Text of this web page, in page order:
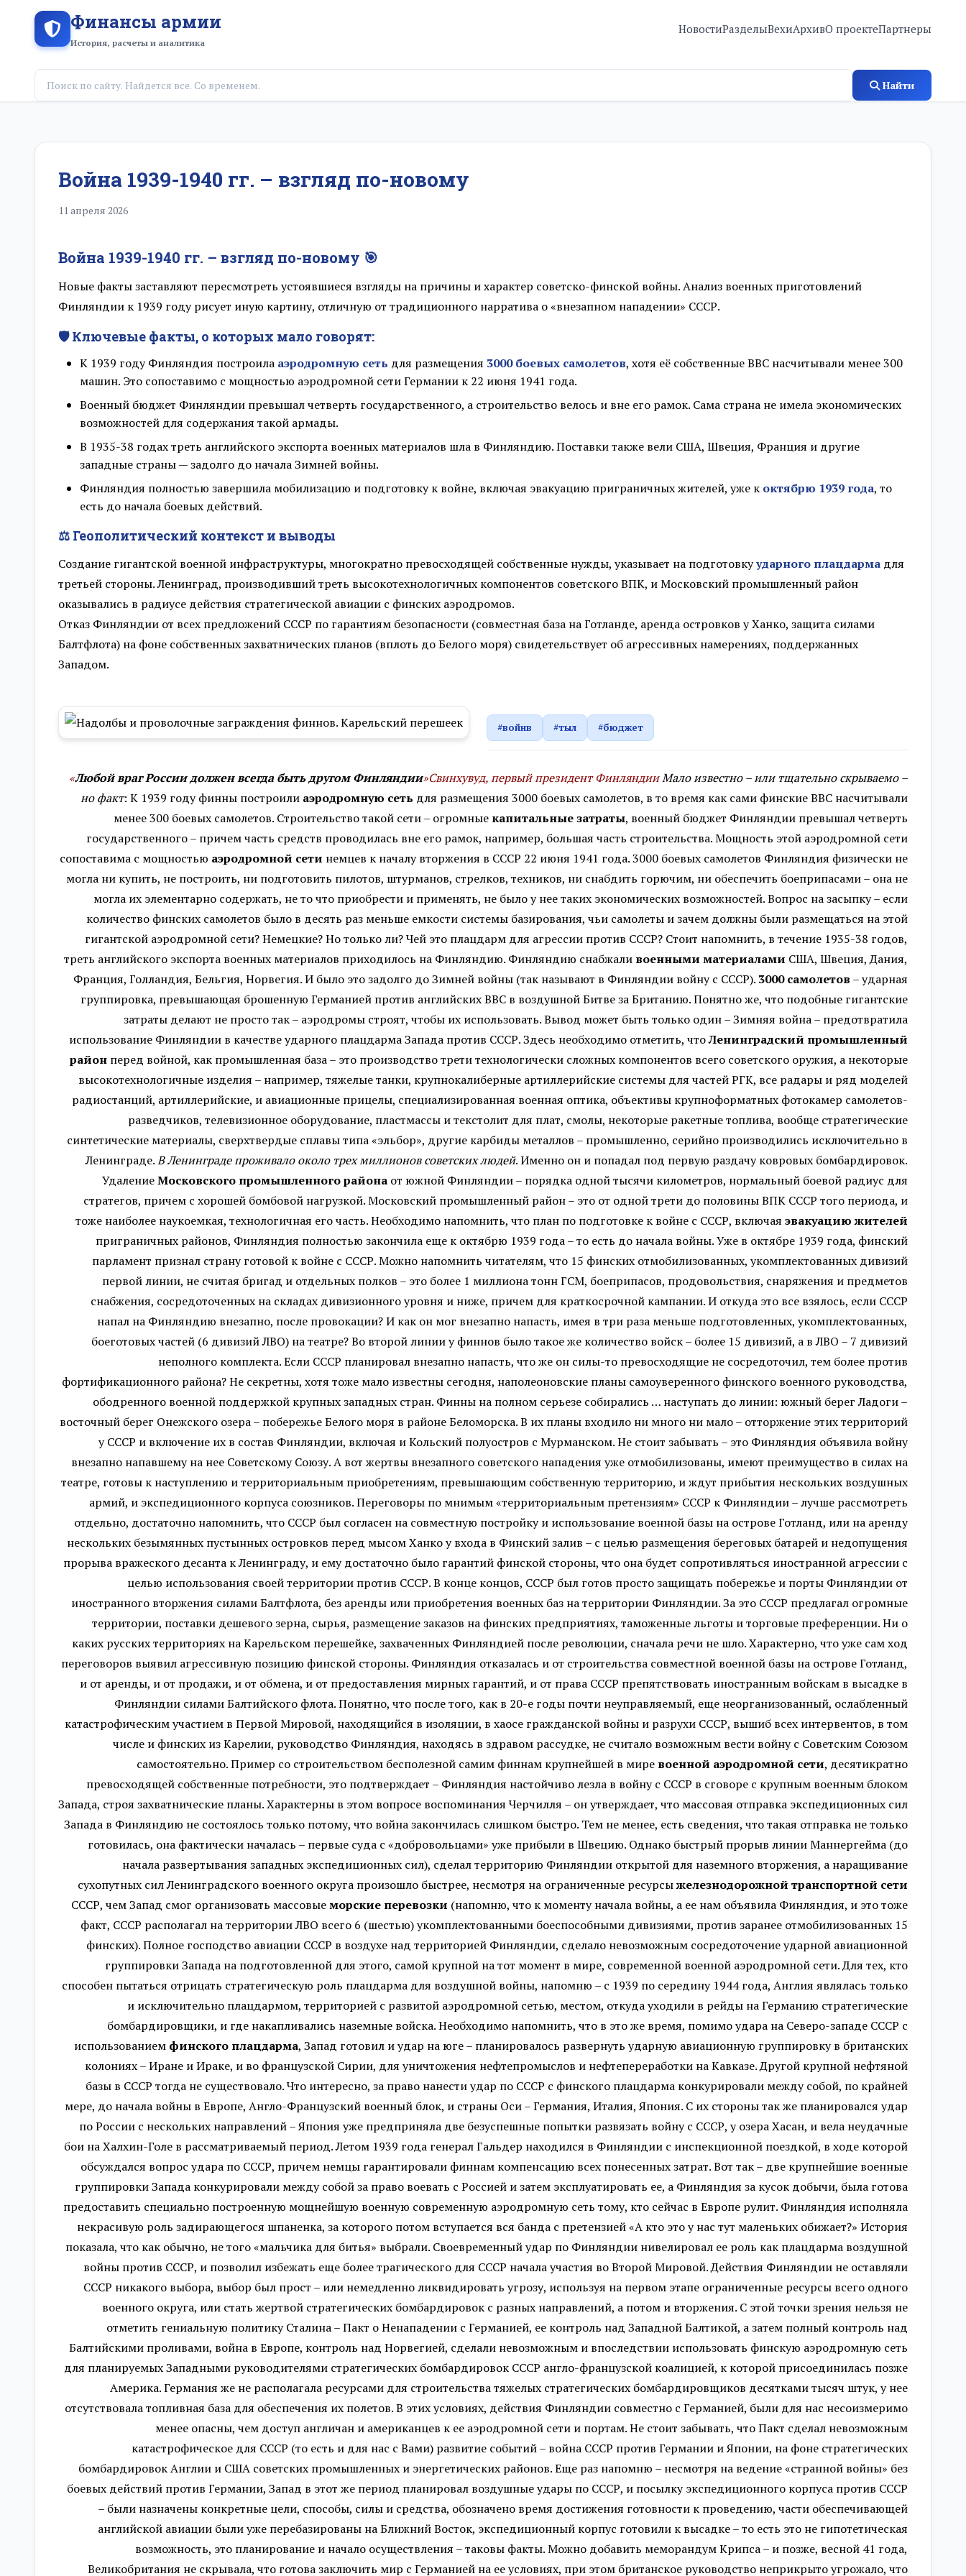
Финансы армии
История, расчеты и аналитика
НовостиРазделыВехиАрхивО проектеПартнеры
Найти
Война 1939-1940 гг. – взгляд по-новому
11 апреля 2026
Война 1939-1940 гг. – взгляд по-новому 🎯
Новые факты заставляют пересмотреть устоявшиеся взгляды на причины и характер советско-финской войны. Анализ военных приготовлений
Финляндии к 1939 году рисует иную картину, отличную от традиционного нарратива о «внезапном нападении» СССР.
🛡️ Ключевые факты, о которых мало говорят:
К 1939 году Финляндия построила аэродромную сеть для размещения 3000 боевых самолетов, хотя её собственные ВВС насчитывали менее 300
машин. Это сопоставимо с мощностью аэродромной сети Германии к 22 июня 1941 года.
Военный бюджет Финляндии превышал четверть государственного, а строительство велось и вне его рамок. Сама страна не имела экономических
возможностей для содержания такой армады.
В 1935-38 годах треть английского экспорта военных материалов шла в Финляндию. Поставки также вели США, Швеция, Франция и другие
западные страны — задолго до начала Зимней войны.
Финляндия полностью завершила мобилизацию и подготовку к войне, включая эвакуацию приграничных жителей, уже к октябрю 1939 года, то
есть до начала боевых действий.
⚖️ Геополитический контекст и выводы
Создание гигантской военной инфраструктуры, многократно превосходящей собственные нужды, указывает на подготовкуударного плацдарма для
третьей стороны. Ленинград, производивший треть высокотехнологичных компонентов советского ВПК, и Московский промышленный район
оказывались в радиусе действия стратегической авиации с финских аэродромов.
Отказ Финляндии от всех предложений СССР по гарантиям безопасности (совместная база на Готланде, аренда островков у Ханко, защита силами
Балтфлота) на фоне собственных захватнических планов (вплоть до Белого моря) свидетельствует об агрессивных намерениях, поддержанных
Западом.
#войнв #тыл #бюджет
«Любой враг России должен всегда быть другом Финляндии»Свинхувуд, первый президент ФинляндииМало известно – или тщательно скрываемо –
но факт: К 1939 году финны построили аэродромную сеть для размещения 3000 боевых самолетов, в то время как сами финские ВВС насчитывали
менее 300 боевых самолетов. Строительство такой сети – огромные капитальные затраты, военный бюджет Финляндии превышал четверть
государственного – причем часть средств проводилась вне его рамок, например, большая часть строительства. Мощность этой аэродромной сети
сопоставима с мощностью аэродромной сети немцев к началу вторжения в СССР 22 июня 1941 года. 3000 боевых самолетов Финляндия физически не
могла ни купить, не построить, ни подготовить пилотов, штурманов, стрелков, техников, ни снабдить горючим, ни обеспечить боеприпасами – она не
могла их элементарно содержать, не то что приобрести и применять, не было у нее таких экономических возможностей.Вопрос на засыпку – если
количество финских самолетов было в десять раз меньше емкости системы базирования, чьи самолеты и зачем должны были размещаться на этой
гигантской аэродромной сети? Немецкие? Но только ли? Чей это плацдарм для агрессии против СССР? Стоит напомнить, в течение 1935-38 годов,
треть английского экспорта военных материалов приходилось на Финляндию. Финляндию снабжали военными материалами США, Швеция, Дания,
Франция, Голландия, Бельгия, Норвегия. И было это задолго до Зимней войны (так называют в Финляндии войну с СССР). 3000 самолетов – ударная
группировка, превышающая брошенную Германией против английских ВВС в воздушной Битве за Британию. Понятно же, что подобные гигантские
затраты делают не просто так – аэродромы строят, чтобы их использовать. Вывод может быть только один – Зимняя война – предотвратила
использование Финляндии в качестве ударного плацдарма Запада против СССР. Здесь необходимо отметить, чтоЛенинградский промышленный
район перед войной, как промышленная база – это производство трети технологически сложных компонентов всего советского оружия, а некоторые
высокотехнологичные изделия – например, тяжелые танки, крупнокалиберные артиллерийские системы для частей РГК, все радары и ряд моделей
радиостанций, артиллерийские, и авиационные прицелы, специализированная военная оптика, объективы крупноформатных фотокамер самолетов-
разведчиков, телевизионное оборудование, пластмассы и текстолит для плат, смолы, некоторые ракетные топлива, вообще стратегические
синтетические материалы, сверхтвердые сплавы типа «эльбор», другие карбиды металлов – промышленно, серийно производились исключительно в
Ленинграде.В Ленинграде проживало около трех миллионов советских людей. Именно он и попадал под первую раздачу ковровых бомбардировок.
УдалениеМосковского промышленного района от южной Финляндии – порядка одной тысячи километров, нормальный боевой радиус для
стратегов, причем с хорошей бомбовой нагрузкой. Московский промышленный район – это от одной трети до половины ВПК СССР того периода, и
тоже наиболее наукоемкая, технологичная его часть. Необходимо напомнить, что план по подготовке к войне с СССР, включая эвакуацию жителей
приграничных районов, Финляндия полностью закончила еще к октябрю 1939 года – то есть до начала войны. Уже в октябре 1939 года, финский
парламент признал страну готовой к войне с СССР. Можно напомнить читателям, что 15 финских отмобилизованных, укомплектованных дивизий
первой линии, не считая бригад и отдельных полков – это более 1 миллиона тонн ГСМ, боеприпасов, продовольствия, снаряжения и предметов
снабжения, сосредоточенных на складах дивизионного уровня и ниже, причем для краткосрочной кампании. И откуда это все взялось, если СССР
напал на Финляндию внезапно, после провокации? И как он мог внезапно напасть, имея в три раза меньше подготовленных, укомплектованных,
боеготовых частей (6 дивизий ЛВО) на театре? Во второй линии у финнов было такое же количество войск – более 15 дивизий, а в ЛВО – 7 дивизий
неполного комплекта. Если СССР планировал внезапно напасть, что же он силы-то превосходящие не сосредоточил, тем более против
фортификационного района? Не секретны, хотя тоже мало известны сегодня, наполеоновские планы самоуверенного финского военного руководства,
ободренного военной поддержкой крупных западных стран. Финны на полном серьезе собирались … наступать до линии: южный берег Ладоги –
восточный берег Онежского озера – побережье Белого моря в районе Беломорска. В их планы входило ни много ни мало – отторжение этих территорий
у СССР и включение их в состав Финляндии, включая и Кольский полуостров с Мурманском. Не стоит забывать – это Финляндия объявила войну
внезапно напавшему на нее Советскому Союзу. А вот жертвы внезапного советского нападения уже отмобилизованы, имеют преимущество в силах на
театре, готовы к наступлению и территориальным приобретениям, превышающим собственную территорию, и ждут прибытия нескольких воздушных
армий, и экспедиционного корпуса союзников. Переговоры по мнимым «территориальным претензиям» СССР к Финляндии – лучше рассмотреть
отдельно, достаточно напомнить, что СССР был согласен на совместную постройку и использование военной базы на острове Готланд, или на аренду
нескольких безымянных пустынных островков перед мысом Ханко у входа в Финский залив – с целью размещения береговых батарей и недопущения
прорыва вражеского десанта к Ленинграду, и ему достаточно было гарантий финской стороны, что она будет сопротивляться иностранной агрессии с
целью использования своей территории против СССР. В конце концов, СССР был готов просто защищать побережье и порты Финляндии от
иностранного вторжения силами Балтфлота, без аренды или приобретения военных баз на территории Финляндии. За это СССР предлагал огромные
территории, поставки дешевого зерна, сырья, размещение заказов на финских предприятиях, таможенные льготы и торговые преференции. Ни о
каких русских территориях на Карельском перешейке, захваченных Финляндией после революции, сначала речи не шло. Характерно, что уже сам ход
переговоров выявил агрессивную позицию финской стороны. Финляндия отказалась и от строительства совместной военной базы на острове Готланд,
и от аренды, и от продажи, и от обмена, и от предоставления мирных гарантий, и от права СССР препятствовать иностранным войскам в высадке в
Финляндии силами Балтийского флота. Понятно, что после того, как в 20-е годы почти неуправляемый, еще неорганизованный, ослабленный
катастрофическим участием в Первой Мировой, находящийся в изоляции, в хаосе гражданской войны и разрухи СССР, вышиб всех интервентов, в том
числе и финских из Карелии, руководство Финляндия, находясь в здравом рассудке, не считало возможным вести войну с Советским Союзом
самостоятельно. Пример со строительством бесполезной самим финнам крупнейшей в мире военной аэродромной сети, десятикратно
превосходящей собственные потребности, это подтверждает – Финляндия настойчиво лезла в войну с СССР в сговоре с крупным военным блоком
Запада, строя захватнические планы. Характерны в этом вопросе воспоминания Черчилля – он утверждает, что массовая отправка экспедиционных сил
Запада в Финляндию не состоялось только потому, что война закончилась слишком быстро. Тем не менее, есть сведения, что такая отправка не только
готовилась, она фактически началась – первые суда с «добровольцами» уже прибыли в Швецию. Однако быстрый прорыв линии Маннергейма (до
начала развертывания западных экспедиционных сил), сделал территорию Финляндии открытой для наземного вторжения, а наращивание
сухопутных сил Ленинградского военного округа произошло быстрее, несмотря на ограниченные ресурсыжелезнодорожной транспортной сети
СССР, чем Запад смог организовать массовыеморские перевозки (напомню, что к моменту начала войны, а ее нам объявила Финляндия, и это тоже
факт, СССР располагал на территории ЛВО всего 6 (шестью) укомплектованными боеспособными дивизиями, против заранее отмобилизованных 15
финских). Полное господство авиации СССР в воздухе над территорией Финляндии, сделало невозможным сосредоточение ударной авиационной
группировки Запада на подготовленной для этого, самой крупной на тот момент в мире, современной военной аэродромной сети. Для тех, кто
способен пытаться отрицать стратегическую роль плацдарма для воздушной войны, напомню – с 1939 по середину 1944 года, Англия являлась только
и исключительно плацдармом, территорией с развитой аэродромной сетью, местом, откуда уходили в рейды на Германию стратегические
бомбардировщики, и где накапливались наземные войска. Необходимо напомнить, что в это же время, помимо удара на Северо-западе СССР с
использованием финского плацдарма, Запад готовил и удар на юге – планировалось развернуть ударную авиационную группировку в британских
колониях – Иране и Ираке, и во французской Сирии, для уничтожения нефтепромыслов и нефтепереработки на Кавказе. Другой крупной нефтяной
базы в СССР тогда не существовало. Что интересно, за право нанести удар по СССР с финского плацдарма конкурировали между собой, по крайней
мере, до начала войны в Европе, Англо-Французский военный блок, и страны Оси – Германия, Италия, Япония. С их стороны так же планировался удар
по России с нескольких направлений – Япония уже предприняла две безуспешные попытки развязать войну с СССР, у озера Хасан, и вела неудачные
бои на Халхин-Голе в рассматриваемый период. Летом 1939 года генерал Гальдер находился в Финляндии с инспекционной поездкой, в ходе которой
обсуждался вопрос удара по СССР, причем немцы гарантировали финнам компенсацию всех понесенных затрат. Вот так – две крупнейшие военные
группировки Запада конкурировали между собой за право воевать с Россией и затем эксплуатировать ее, а Финляндия за кусок добычи, была готова
предоставить специально построенную мощнейшую военную современную аэродромную сеть тому, кто сейчас в Европе рулит. Финляндия исполняла
некрасивую роль задирающегося шпаненка, за которого потом вступается вся банда с претензией «А кто это у нас тут маленьких обижает?» История
показала, что как обычно, не того «мальчика для битья» выбрали. Своевременный удар по Финляндии нивелировал ее роль как плацдарма воздушной
войны против СССР, и позволил избежать еще более трагического для СССР начала участия во Второй Мировой. Действия Финляндии не оставляли
СССР никакого выбора, выбор был прост – или немедленно ликвидировать угрозу, используя на первом этапе ограниченные ресурсы всего одного
военного округа, или стать жертвой стратегических бомбардировок с разных направлений, а потом и вторжения. С этой точки зрения нельзя не
отметить гениальную политику Сталина – Пакт о Ненападении с Германией, ее контроль над Западной Балтикой, а затем полный контроль над
Балтийскими проливами, война в Европе, контроль над Норвегией, сделали невозможным и впоследствии использовать финскую аэродромную сеть
для планируемых Западными руководителями стратегических бомбардировок СССР англо-французской коалицией, к которой присоединилась позже
Америка. Германия же не располагала ресурсами для строительства тяжелых стратегических бомбардировщиков десятками тысяч штук, у нее
отсутствовала топливная база для обеспечения их полетов. В этих условиях, действия Финляндии совместно с Германией, были для нас несоизмеримо
менее опасны, чем доступ англичан и американцев к ее аэродромной сети и портам. Не стоит забывать, что Пакт сделал невозможным
катастрофическое для СССР (то есть и для нас с Вами) развитие событий – война СССР против Германии и Японии, на фоне стратегических
бомбардировок Англии и США советских промышленных и энергетических районов. Еще раз напомню – несмотря на ведение «странной войны» без
боевых действий против Германии, Запад в этот же период планировал воздушные удары по СССР, и посылку экспедиционного корпуса против СССР
– были назначены конкретные цели, способы, силы и средства, обозначено время достижения готовности к проведению, части обеспечивающей
английской авиации были уже перебазированы на Ближний Восток, экспедиционный корпус готовили к высадке – то есть это не гипотетическая
возможность, это планирование и начало осуществления – таковы факты. Можно добавить меморандум Крипса – и позже, весной 41 года,
Великобритания не скрывала, что готова заключить мир с Германией на ее условиях, при этом британское руководство неприкрыто угрожало, что